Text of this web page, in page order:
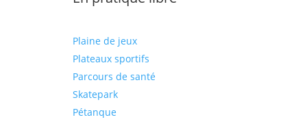
Plaine de jeux
Plateaux sportifs
Parcours de santé
Skatepark
Pétanque